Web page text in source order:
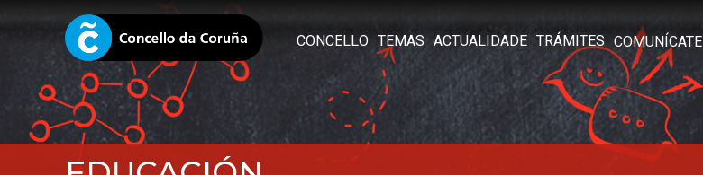
CONCELLO TEMAS ACTUALIDADE TRÁMITES COMUNÍCATE